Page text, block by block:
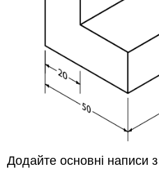
Додайте основні написи